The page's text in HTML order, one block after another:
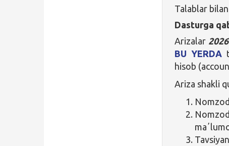
Talablar bilan
Dasturga
Arizalar
BU YERDA
hisob
Ariza shakli